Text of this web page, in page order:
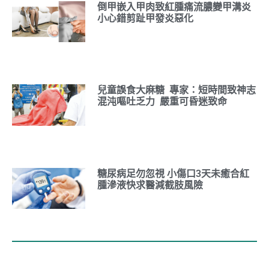
倒甲嵌入甲肉致紅腫痛流膿變甲溝炎
小心錯剪趾甲發炎惡化
兒童誤食大麻糖 專家：短時間致神志
混沌嘔吐乏力 嚴重可昏迷致命
糖尿病足勿忽視 小傷口3天未癒合紅
腫滲液快求醫減截肢風險